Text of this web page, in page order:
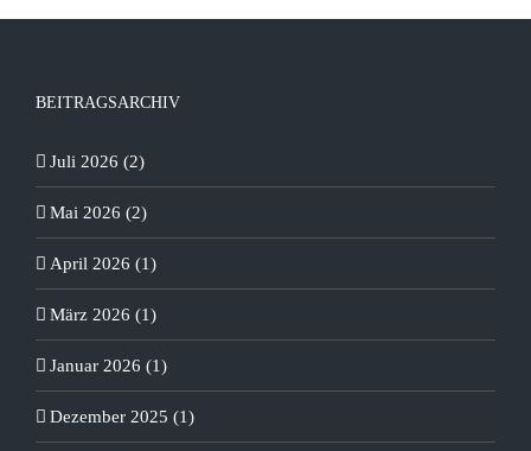
BEITRAGSARCHIV
Juli 2026 (2)
Mai 2026 (2)
April 2026 (1)
März 2026 (1)
Januar 2026 (1)
Dezember 2025 (1)